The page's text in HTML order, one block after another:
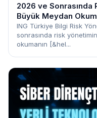
2026 ve Sonrasında
Büyük Meydan
ING Türkiye Bilgi Risk
sonrasında risk
okumanın [&hel...